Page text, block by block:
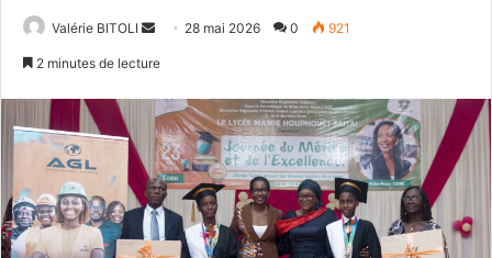
Valérie BITOLI
y
e
r
u
n
28 mai 2026 0 921
2 minutes de lecture